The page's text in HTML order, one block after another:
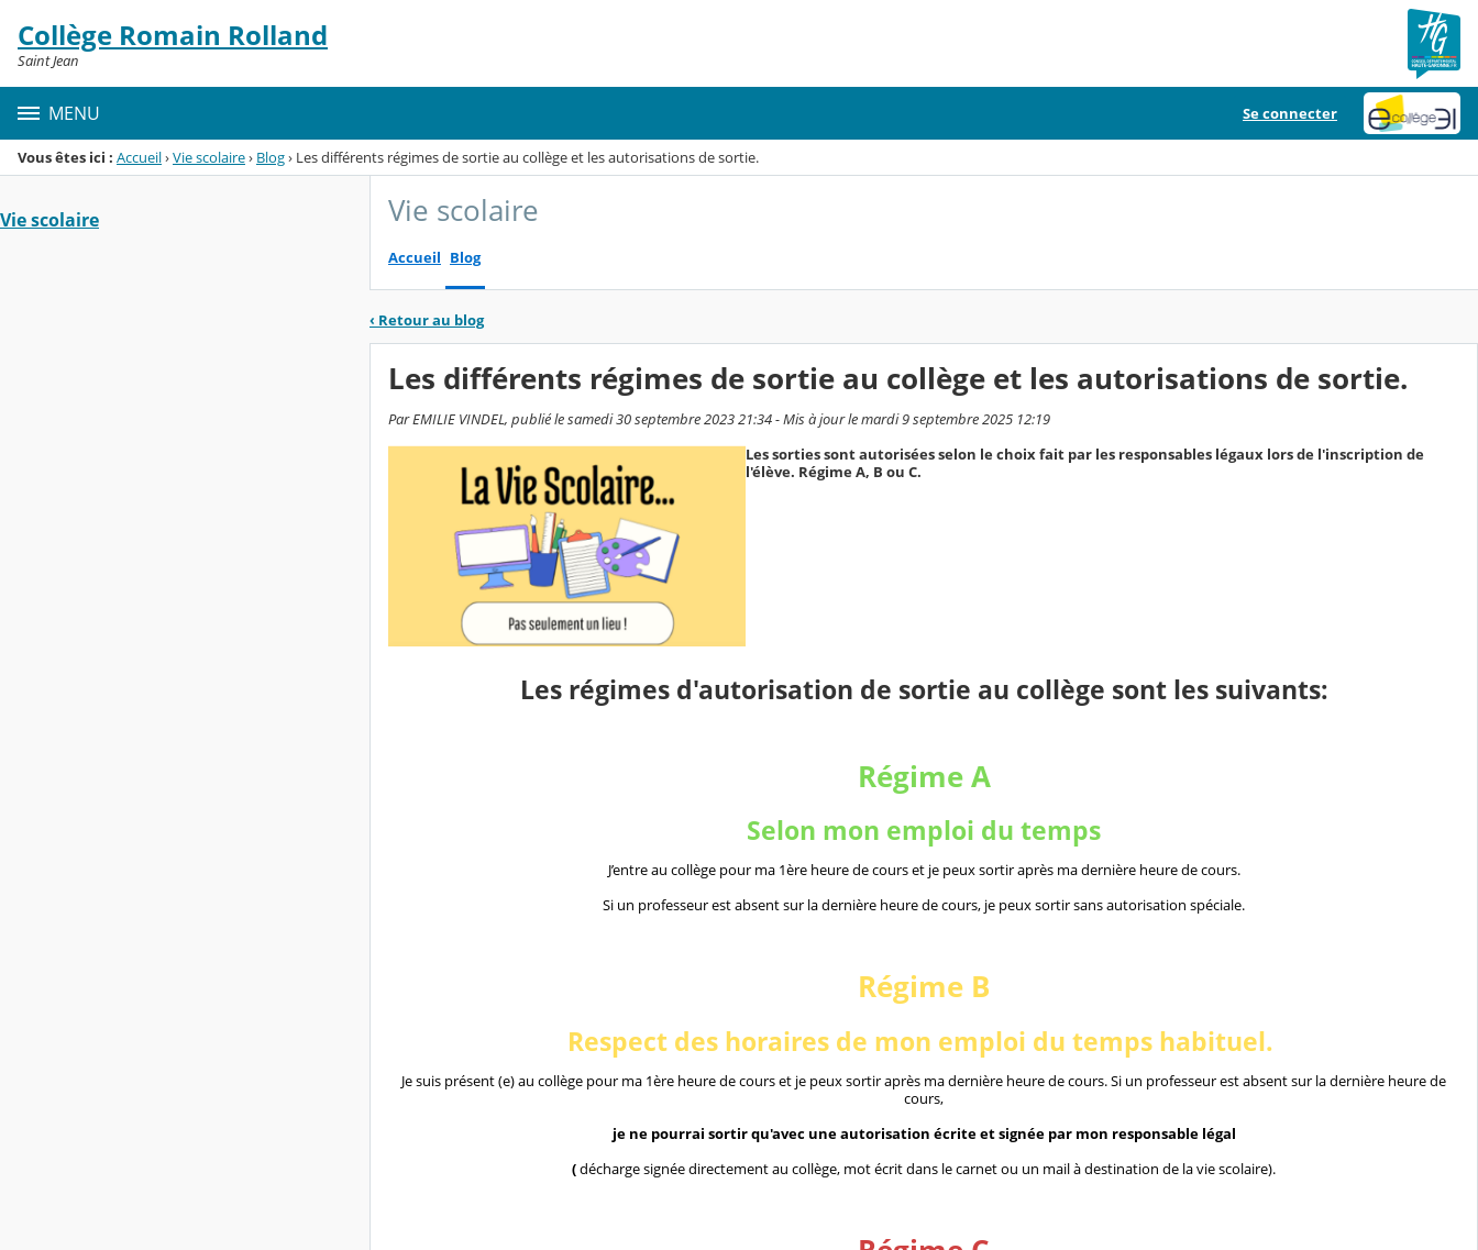
Menu de la rubrique
Contenu
Collège Romain Rolland
Saint Jean
MENU Se connecter
Vous êtes ici : Accueil›Vie scolaire› Blog› Les différents régimes de sortie au collège et les autorisations de sortie.
Vie scolaire Vie scolaire
Accueil Blog
‹ Retour au blog
Les différents régimes de sortie au collège et les autorisations de sortie.
Par EMILIE VINDEL, publié le samedi 30 septembre 2023 21:34 - Mis à jour le mardi 9 septembre 2025 12:19
Les sorties sont autorisées selon le choix fait par les responsables légaux lors de l'inscription de
l'élève. Régime A, B ou C.
Les régimes d'autorisation de sortie au collège sont les suivants:
Régime A
Selon mon emploi du temps
J’entre au collège pour ma 1ère heure de cours et je peux sortir après ma dernière heure de cours.
Si un professeur est absent sur la dernière heure de cours, je peux sortir sans autorisation spéciale.
Régime B
Respect des horaires de mon emploi du temps habituel.
Je suis présent (e) au collège pour ma 1ère heure de cours et je peux sortir après ma dernière heure de cours. Si un professeur est absent sur la dernière heure de
cours,
je ne pourrai sortir qu'avec une autorisation écrite et signée par mon responsable légal
(décharge signée directement au collège, mot écrit dans le carnet ou un mail à destination de la vie scolaire).